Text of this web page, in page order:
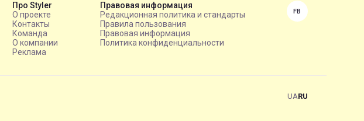
Про Styler
О проекте
Контакты
Команда
О компании
Реклама
Правовая информация
Редакционная политика и стандарты
Правила пользования
Правовая информация
Политика конфиденциальности
FB
UARU